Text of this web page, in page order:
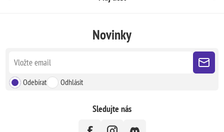
Novinky
Odebírat Odhlásit
Sledujte nás